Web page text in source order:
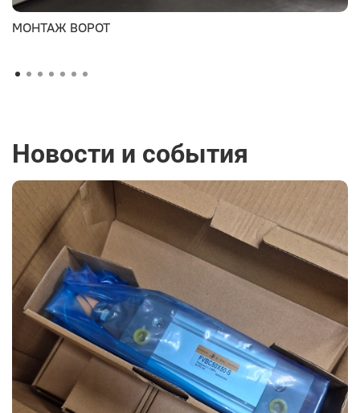
МОНТАЖ ВОРОТ
Новости и события